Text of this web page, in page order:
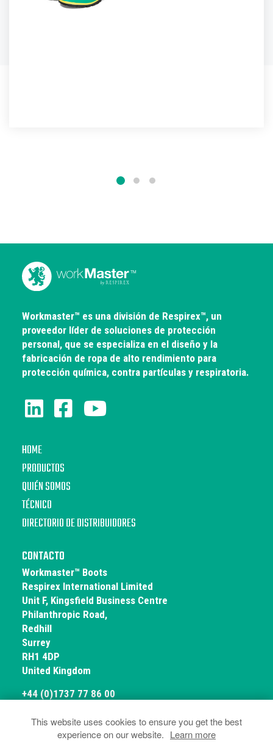
This website uses cookies to ensure you get the best
experience on our website. Learn more
Workmaster™ es una división de Respirex™, un
proveedor líder de soluciones de protección
personal, que se especializa en el diseño y la
fabricación de ropa de alto rendimiento para
protección química, contra partículas y respiratoria.
HOME
PRODUCTOS
QUIÉN SOMOS
TÉCNICO
DIRECTORIO DE DISTRIBUIDORES
CONTACTO
Workmaster™ Boots
Respirex International Limited
Unit F, Kingsfield Business Centre
Philanthropic Road,
Redhill
Surrey
RH1 4DP
United Kingdom
+44 (0)1737 77 86 00